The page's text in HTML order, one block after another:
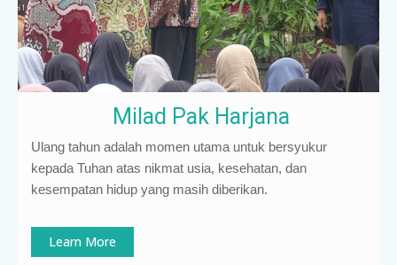
Milad Pak Harjana
Ulang tahun adalah momen utama untuk bersyukur
kepada Tuhan atas nikmat usia, kesehatan, dan
kesempatan hidup yang masih diberikan.
Learn More